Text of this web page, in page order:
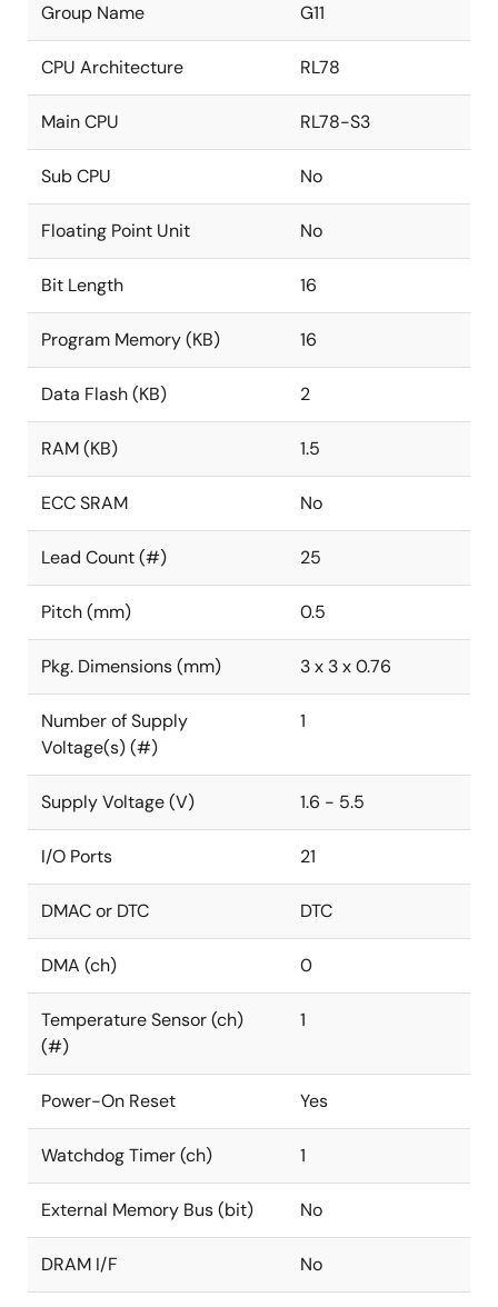
Group Name G11
CPU Architecture RL78
Main CPU RL78-S3
Sub CPU No
Floating Point Unit No
Bit Length 16
Program Memory (KB) 16
Data Flash (KB) 2
RAM (KB) 1.5
ECC SRAM No
Lead Count (#) 25
Pitch (mm) 0.5
Pkg. Dimensions (mm) 3 x 3 x 0.76
Number of Supply
Voltage(s) (#)
1
Supply Voltage (V) 1.6 - 5.5
I/O Ports 21
DMAC or DTC DTC
DMA (ch) 0
Temperature Sensor (ch)
(#)
1
Power-On Reset Yes
Watchdog Timer (ch) 1
External Memory Bus (bit) No
DRAM I/F No